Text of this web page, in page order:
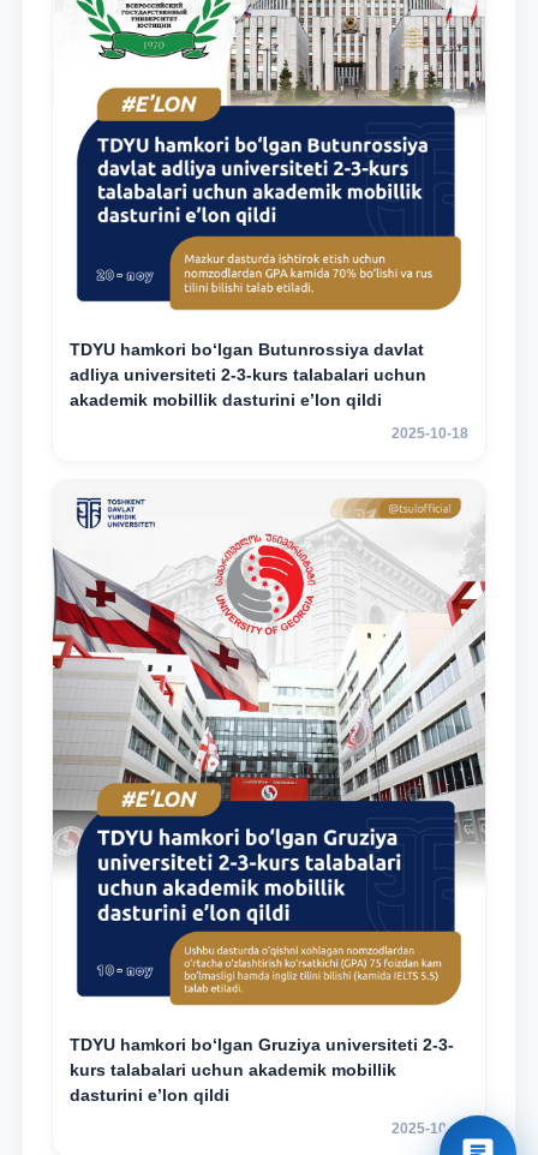
TDYU hamkori bo‘lgan Butunrossiya davlat
adliya universiteti 2-3-kurs talabalari uchun
akademik mobillik dasturini e’lon qildi
2025-10-18
TDYU hamkori bo‘lgan Gruziya universiteti 2-3-
kurs talabalari uchun akademik mobillik
dasturini e’lon qildi
2025-10-17